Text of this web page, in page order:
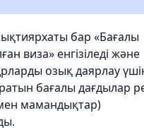
бар «Бағалы
виза» енгізіледі және
озық даярлау
бағалы дағдылар
мамандықтар)